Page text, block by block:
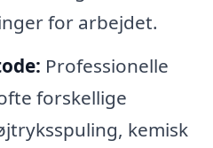
for arbejdet.
Professionelle
forskellige
kemisk